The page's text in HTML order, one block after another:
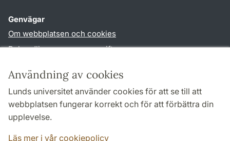
Användning av cookies
Lunds universitet använder cookies för att se till att
webbplatsen fungerar korrekt och för att förbättra din
upplevelse.
Läs mer i vår cookiepolicy
Genvägar
Om webbplatsen och cookies
Behandling av personuppgifter
TYPO3-login
Följ oss i sociala medier